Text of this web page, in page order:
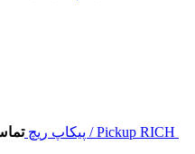
Pickup RICH / پیکاپ ریچ